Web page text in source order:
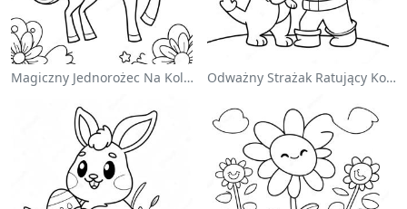
Magiczny Jednorożec Na Kolorowance Z Tęczą Odważny Strażak Ratujący Kota - Kolorowanka